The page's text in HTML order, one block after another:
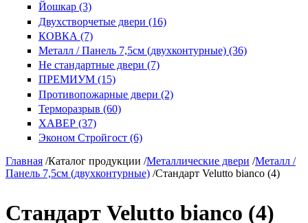
Йошкар (3)
Двухстворчетые двери (16)
КОВКА (7)
Металл / Панель 7,5см (двухконтурные) (36)
Не стандартные двери (7)
ПРЕМИУМ (15)
Противопожарные двери (2)
Терморазрыв (60)
ХАВЕР (37)
Эконом Стройгост (6)
Главная /Каталог продукции /Металлические двери /Металл /
Панель 7,5см (двухконтурные) /Стандарт Velutto bianco (4)
Стандарт Velutto bianco (4)